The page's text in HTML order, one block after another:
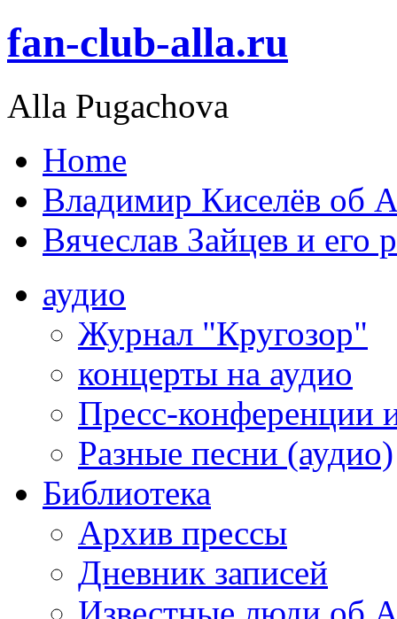
fan-club-alla.ru
Alla Pugachova
Home
Владимир Киселёв об
Вячеслав Зайцев и его
аудио
Журнал "Кругозор"
концерты на аудио
Пресс-конференции
Разные песни (аудио)
Библиотека
Архив прессы
Дневник записей